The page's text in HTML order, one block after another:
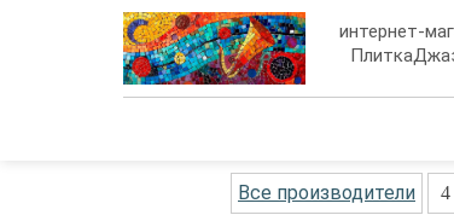
интернет-
Все производители 4